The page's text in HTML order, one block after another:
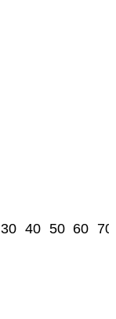
30 40 50 60 70